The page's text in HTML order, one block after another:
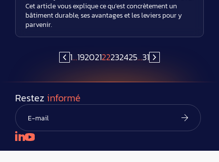
Cet article vous explique ce qu'est concrètement un
bâtiment durable, ses avantages et les leviers pour y
parvenir.
1…19202122232425…31
Restez informé